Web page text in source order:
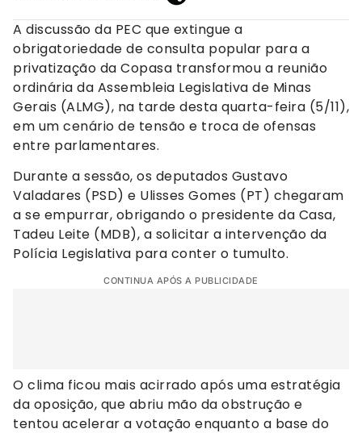
A discussão da PEC que extingue a
obrigatoriedade de consulta popular para a
privatização da Copasa transformou a reunião
ordinária da Assembleia Legislativa de Minas
Gerais (ALMG), na tarde desta quarta-feira (5/11),
em um cenário de tensão e troca de ofensas
entre parlamentares.
Durante a sessão, os deputados Gustavo
Valadares (PSD) e Ulisses Gomes (PT) chegaram
a se empurrar, obrigando o presidente da Casa,
Tadeu Leite (MDB), a solicitar a intervenção da
Polícia Legislativa para conter o tumulto.
CONTINUA APÓS A PUBLICIDADE
O clima ficou mais acirrado após uma estratégia
da oposição, que abriu mão da obstrução e
tentou acelerar a votação enquanto a base do